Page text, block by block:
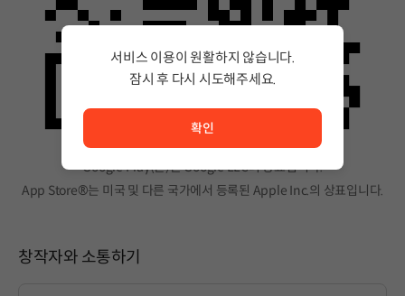
Google Play(은)는 Google LLC의 상표입니다.
App Store®는 미국 및 다른 국가에서 등록된 Apple Inc.의 상표입니다.
창작자와 소통하기
서비스 이용이 원활하지 않습니다.
잠시 후 다시 시도해주세요.
서비스 이용이 원활하지 않습니다. <br/> 잠시 후 다시 시도
확인